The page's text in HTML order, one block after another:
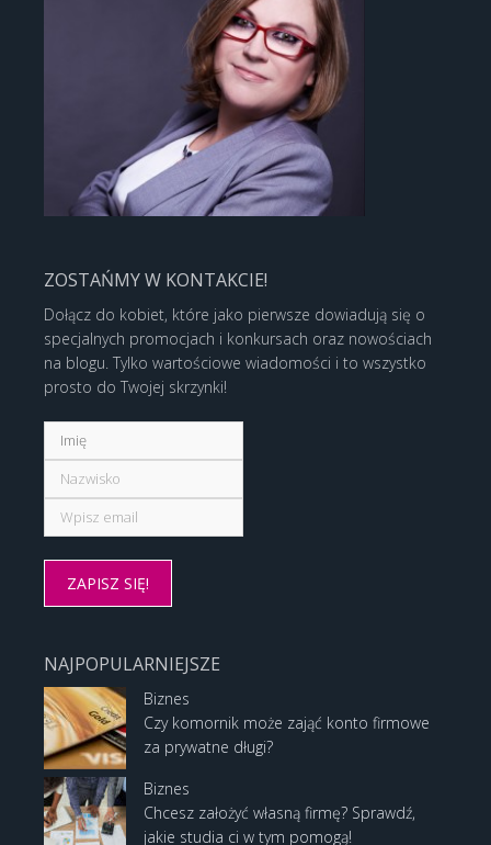
ZOSTAŃMY W KONTAKCIE!
Dołącz do kobiet, które jako pierwsze dowiadują się o
specjalnych promocjach i konkursach oraz nowościach
na blogu. Tylko wartościowe wiadomości i to wszystko
prosto do Twojej skrzynki!
NAJPOPULARNIEJSZE
Biznes
Czy komornik może zająć konto firmowe
za prywatne długi?
Biznes
Chcesz założyć własną firmę? Sprawdź,
jakie studia ci w tym pomogą!